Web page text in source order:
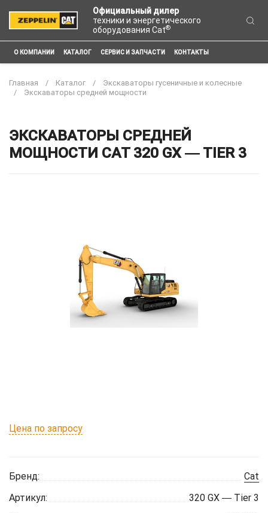
Официальный дилер
техники и энергетического
оборудования Cat®
О КОМПАНИИ КАТАЛОГ СЕРВИС И ЗАПЧАСТИ КОНТАКТЫ
Главная Каталог
Экскаваторы гусеничные и колесные
Экскаваторы средней мощности
ЭКСКАВАТОРЫ СРЕДНЕЙ
МОЩНОСТИ CAT 320 GX ― TIER 3
Цена по запросу
Бренд:
Cat
Артикул:
320 GX ― Tier 3